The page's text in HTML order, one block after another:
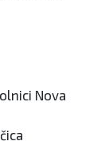
Nova